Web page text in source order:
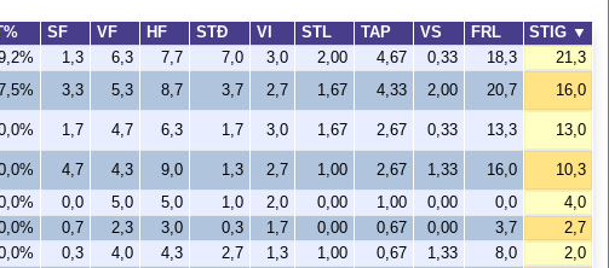
SF VF HF STÐ VI STL TAP VS FRL STIG ▼
1,3 6,3 7,7 7,0 3,0 2,00 4,67 0,33 18,3
21,3
3,3 5,3 8,7 3,7 2,7 1,67 4,33 2,00 20,7
16,0
1,7 4,7 6,3 1,7 3,0 1,67 2,67 0,33 13,3
13,0
4,7 4,3 9,0 1,3 2,7 1,00 2,67 1,33 16,0
10,3
0,0 5,0 5,0 1,0 2,0 0,00 1,00 0,00 0,0
4,0
0,7 2,3 3,0 0,3 1,7 0,00 0,67 0,00 3,7
2,7
0,3 4,0 4,3 2,7 1,3 1,00 0,67 1,33 8,0
2,0